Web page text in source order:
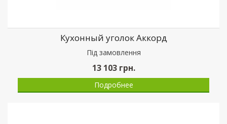
Кухонный уголок Аккорд
Пiд замовлення
13 103грн.
Подробнее